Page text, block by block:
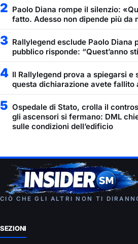
2 Paolo Diana rompe il silenzio:
fatto. Adesso non dipende più da
3 Rallylegend esclude Paolo Diana
pubblico risponde: “Quest’anno
4 Il Rallylegend prova a spiegarsi e
questa dichiarazione avete fallito
5 Ospedale di Stato, crolla il
gli ascensori si fermano: DML
sulle condizioni dell’edificio
CIÒ CHE GLI ALTRI NON TI
SEZIONI